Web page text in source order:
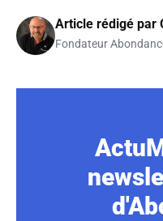
Article rédigé par
Fondateur